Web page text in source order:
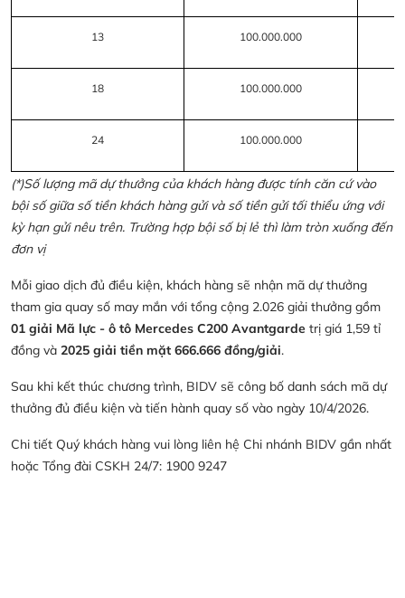
13 100.000.000
18 100.000.000
24 100.000.000
(*)Số lượng mã dự thưởng của khách hàng được tính căn cứ vào
bội số giữa số tiền khách hàng gửi và số tiền gửi tối thiểu ứng với
kỳ hạn gửi nêu trên. Trường hợp bội số bị lẻ thì làm tròn xuống đến
đơn vị
Mỗi giao dịch đủ điều kiện, khách hàng sẽ nhận mã dự thưởng
tham gia quay số may mắn với tổng cộng 2.026 giải thưởng gồm
01 giải Mã lực - ô tô Mercedes C200 Avantgarde trị giá 1,59 tỉ
đồng và 2025 giải tiền mặt 666.666 đồng/giải.
Sau khi kết thúc chương trình, BIDV sẽ công bố danh sách mã dự
thưởng đủ điều kiện và tiến hành quay số vào ngày 10/4/2026.
Chi tiết Quý khách hàng vui lòng liên hệ Chi nhánh BIDV gần nhất
hoặc Tổng đài CSKH 24/7: 1900 9247